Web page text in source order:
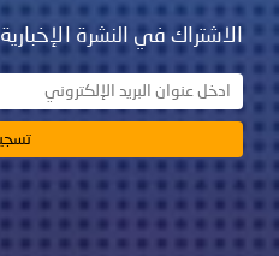
الاشتراك في النشرة الإخبارية